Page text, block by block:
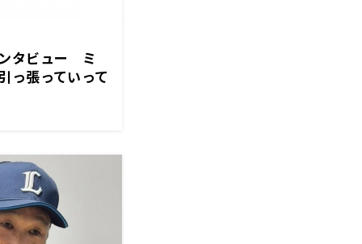
ンタビュー ミ
っ張っていって
い」